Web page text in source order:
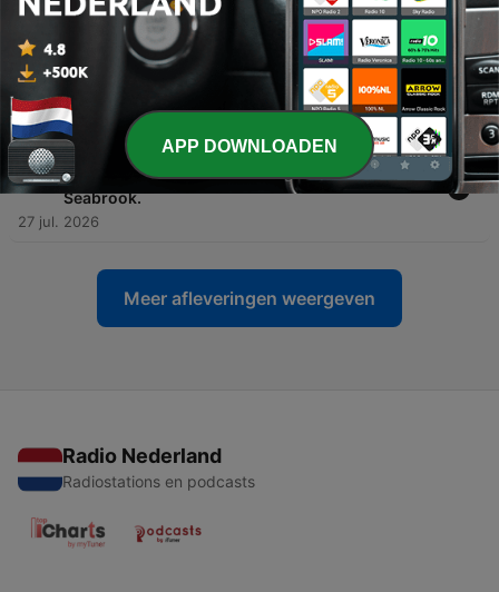
01 aug. 2026
938 - Jazz Expresso a Sants 3 Rádio 1160 Adam
O’Farrill, Miroslav Vitous, Dave Douglas, Eddie
29 jul. 2026
937 - Ronda de Nit a Sants 3 Ràdio (24-07-26) 873
Charlotte Reinhardt, Rafael Toral,Brandon
Seabrook.
27 jul. 2026
Meer afleveringen weergeven
Radio Nederland
Radiostations en podcasts
APP DOWNLOADEN